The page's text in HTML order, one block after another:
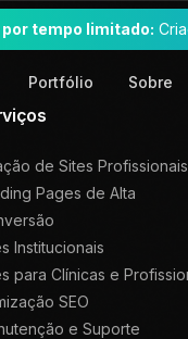
tempo limitado:
Portfólio Sobre
de Sites Profissionais
Pages de Alta
Institucionais
para Clínicas e
SEO
e Suporte